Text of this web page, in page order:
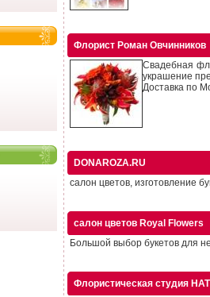
Флорист Роман Овчинников
Свадебная
украшение
Доставка по
DONAROZA.RU
салон цветов, изготовление
салон цветов Royal Flowers
Большой выбор букетов для
Флористическая студия НАТ